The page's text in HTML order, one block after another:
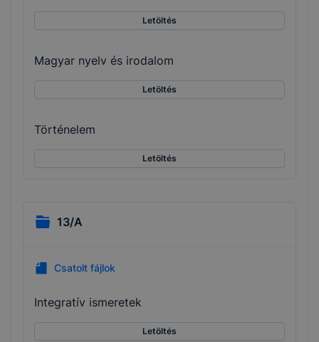
Letöltés
Magyar nyelv és irodalom
Letöltés
Történelem
Letöltés
13/A
Csatolt fájlok
Integratív ismeretek
Letöltés